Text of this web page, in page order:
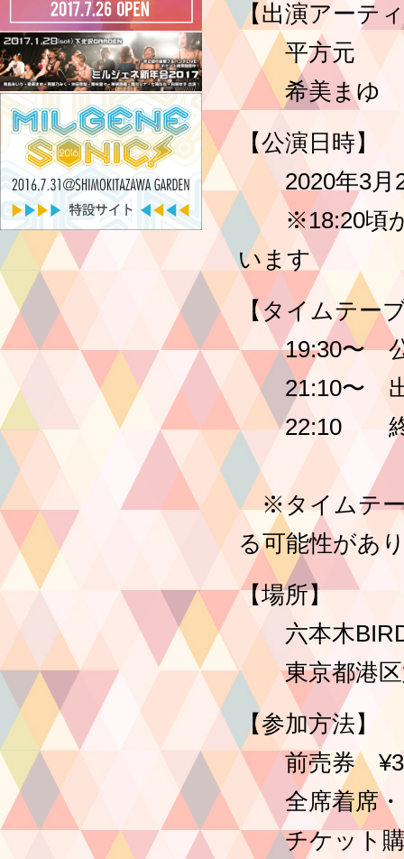
【出演アーテ
平方元
希美まゆ
【公演日時】
2020年3月
※18:20頃か
います
【タイムテー
19:30〜 公
21:10〜 出
22:10 終
※タイムテー
る可能性があ
【場所】
六本木
東京都港区
【参加方法】
前売券
全席着席・
チケット購